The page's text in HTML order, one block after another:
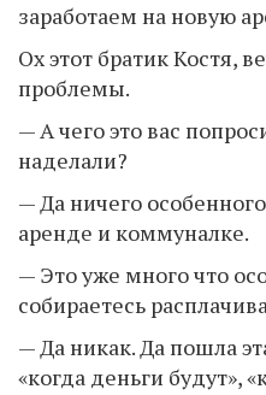
заработаем на новую
Ох этот братик Костя,
проблемы.
— А чего это вас
наделали?
— Да ничего
аренде и коммуналке.
— Это уже много что
собираетесь
— Да никак. Да пошла
«когда деньги будут»,